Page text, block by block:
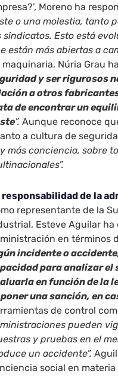
Moreno ha
o una molestia, tanto
sindicatos. Esto está
están más abiertas a
maquinaria, Núria Grau
y ser rigurosos
a otros
de encontrar un
”. Aunque reconoce
a cultura de
más conciencia, sobre
responsabilidad de la
representante de la
Esteve Aguilar
en términos
incidente o
para analizar
en función de la
una sanción, en
de control
pueden
y pruebas en el
un accidente”.
social en